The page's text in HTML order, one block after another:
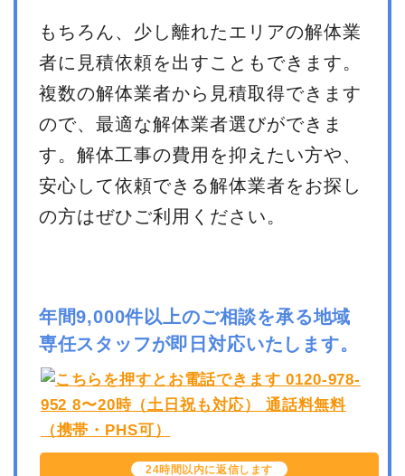
もちろん、少し離れたエリアの解体業
者に見積依頼を出すこともできます。
複数の解体業者から見積取得できます
ので、最適な解体業者選びができま
す。解体工事の費用を抑えたい方や、
安心して依頼できる解体業者をお探し
の方はぜひご利用ください。
年間9,000件以上のご相談を承る地域
専任スタッフが即日対応いたします。
24時間以内に返信します